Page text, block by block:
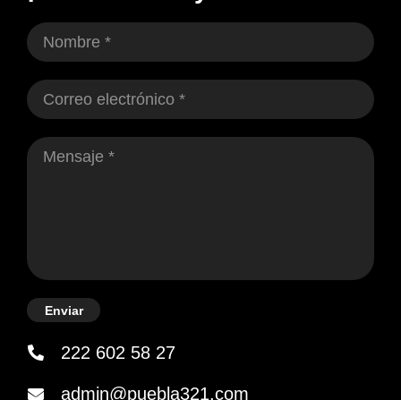
Enviar
222 602 58 27
admin@puebla321.com